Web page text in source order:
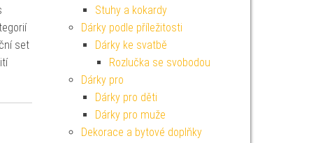
set
Stuhy a kokardy
Dárky podle příležitosti
Dárky ke svatbě
Rozlučka se svobodou
Dárky pro
Dárky pro děti
Dárky pro muže
Dekorace a bytové doplňky